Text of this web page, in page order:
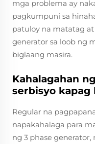
mga problema ay
pagkumpuni sa
patuloy na matatag
generator sa loob ng
biglaang masira.
Kahalagahan
serbisyo kapag
Regular na
napakahalaga para
ng 3 phase